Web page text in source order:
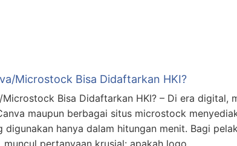
Microstock Bisa Didaftarkan HKI?
Bisa Didaftarkan HKI? – Di era digital,
maupun berbagai situs microstock
hanya dalam hitungan menit. Bagi
pertanyaan krusial: apakah logo …